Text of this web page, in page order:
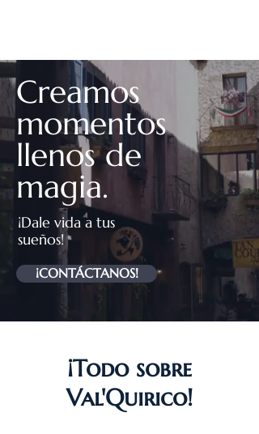
Creamos
momentos
llenos de
magia.
¡Dale vida a tus
sueños!
¡CONTÁCTANOS!
¡Todo sobre
Val'Quirico!